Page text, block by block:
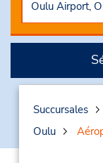
Succursales
Oulu